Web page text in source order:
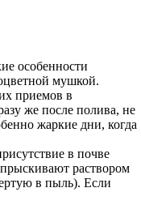
особенности
мушкой.
приемов в
же после полива, не
жаркие дни, когда
в почве
раствором
в пыль). Если